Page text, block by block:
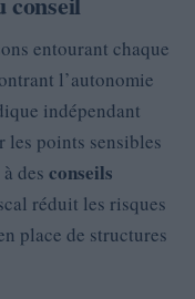
entourant chaque
l’autonomie
indépendant
les points sensibles
des conseils
réduit les risques
place de structures